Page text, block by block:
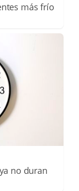
más frío
no duran